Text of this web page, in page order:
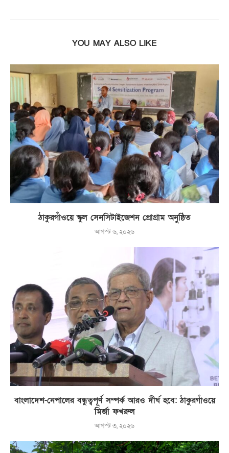
YOU MAY ALSO LIKE
ঠাকুরগাঁওয়ে স্কুল সেনসিটাইজেশন প্রোগ্রাম অনুষ্ঠিত
আগস্ট ৬, ২০২৬
বাংলাদেশ-নেপালের বন্ধুত্বপূর্ণ সম্পর্ক আরও দীর্ঘ হবে: ঠাকুরগাঁওয়ে
মির্জা ফখরুল
আগস্ট ৩, ২০২৬